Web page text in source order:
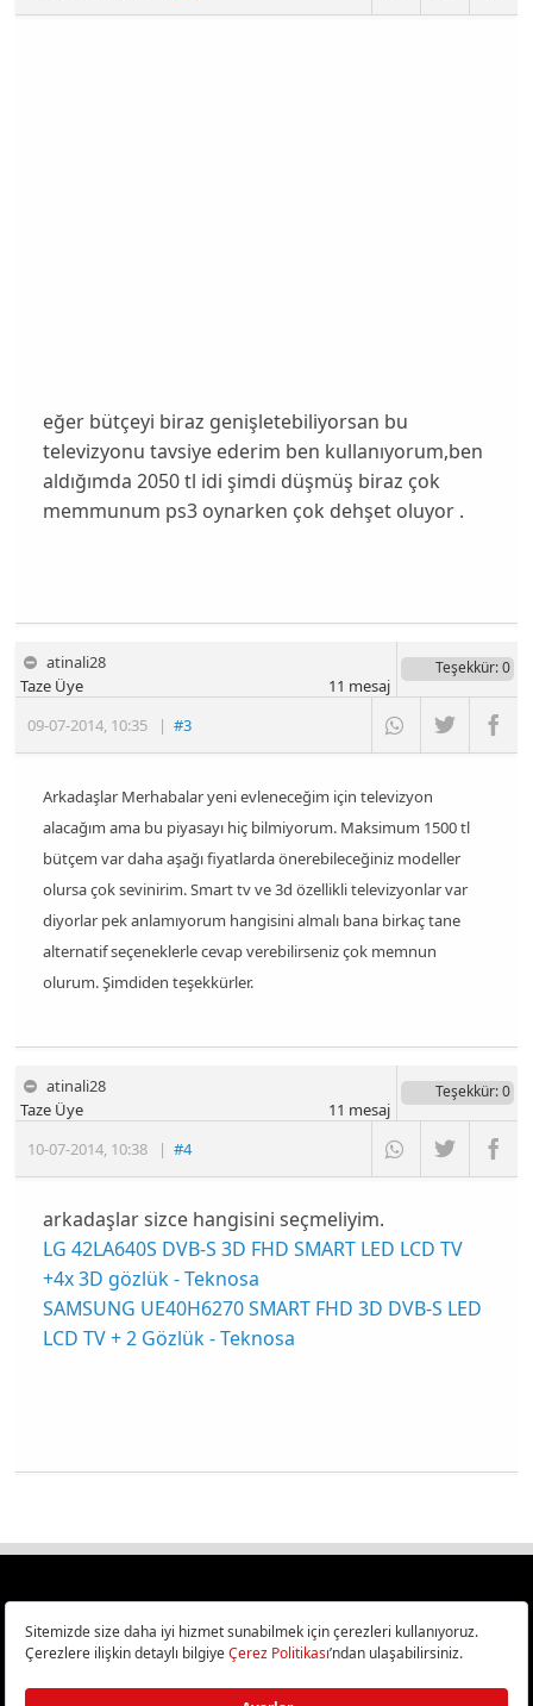
eğer bütçeyi biraz genişletebiliyorsan bu
televizyonu tavsiye ederim ben kullanıyorum,ben
aldığımda 2050 tl idi şimdi düşmüş biraz çok
memmunum ps3 oynarken çok dehşet oluyor .
atinali28
09-07-2014, 10:35 |#3
Taze Üye
Teşekkür: 0
11 mesaj
Arkadaşlar Merhabalar yeni evleneceğim için televizyon
alacağım ama bu piyasayı hiç bilmiyorum. Maksimum 1500 tl
bütçem var daha aşağı fiyatlarda önerebileceğiniz modeller
olursa çok sevinirim. Smart tv ve 3d özellikli televizyonlar var
diyorlar pek anlamıyorum hangisini almalı bana birkaç tane
alternatif seçeneklerle cevap verebilirseniz çok memnun
olurum. Şimdiden teşekkürler.
atinali28
10-07-2014, 10:38 |#4
Taze Üye
Teşekkür: 0
11 mesaj
arkadaşlar sizce hangisini seçmeliyim.
LG 42LA640S DVB-S 3D FHD SMART LED LCD TV
+4x 3D gözlük - Teknosa
SAMSUNG UE40H6270 SMART FHD 3D DVB-S LED
LCD TV + 2 Gözlük - Teknosa
Türkiye
Bilişim ve Teknoloji Haberleri CHIP Online’da!